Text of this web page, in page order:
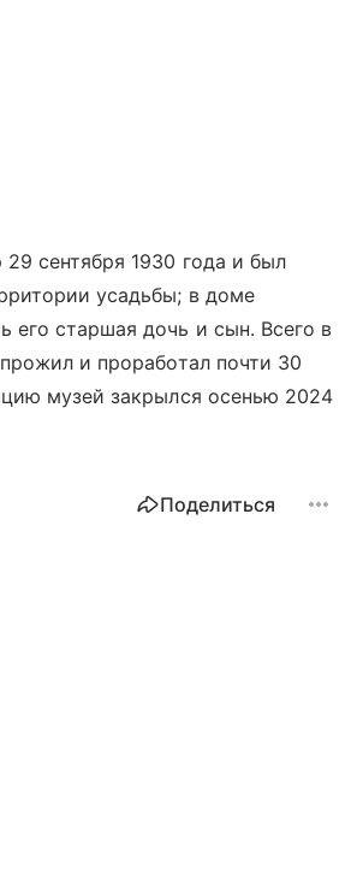
сентября 1930 года и был
усадьбы; в доме
его старшая дочь и сын. Всего в
и проработал почти 30
музей закрылся осенью 2024
Поделиться